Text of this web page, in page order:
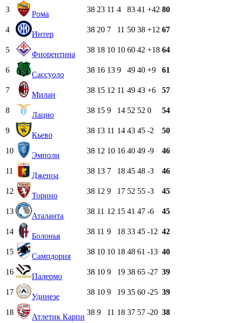
3
Рома
38 23 11 4 83 41 +42 80
4
Интер
38 20 7 11 50 38 +12 67
5
Фиорентина
38 18 10 10 60 42 +18 64
6
Сассуоло
38 16 13 9 49 40 +9 61
7
Милан
38 15 12 11 49 43 +6 57
8
Лацио
38 15 9 14 52 52 0 54
9
Кьево
38 13 11 14 43 45 -2 50
10
Эмполи
38 12 10 16 40 49 -9 46
11
Дженоа
38 13 7 18 45 48 -3 46
12
Торино
38 12 9 17 52 55 -3 45
13
Аталанта
38 11 12 15 41 47 -6 45
14
Болонья
38 11 9 18 33 45 -12 42
15
Сампдория
38 10 10 18 48 61 -13 40
16
Палермо
38 10 9 19 38 65 -27 39
17
Удинезе
38 10 9 19 35 60 -25 39
18
Атлетик Карпи
38 9 11 18 37 57 -20 38